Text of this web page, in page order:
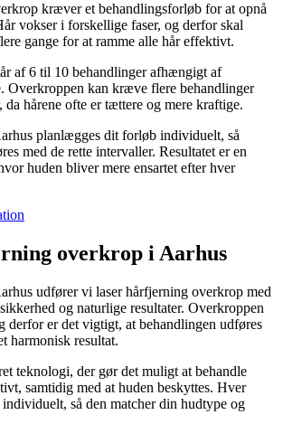
kræver et behandlingsforløb for at opnå
vokser i forskellige faser, og derfor skal
gange for at ramme alle hår effektivt.
af 6 til 10 behandlinger afhængigt af
Overkroppen kan kræve flere behandlinger
da hårene ofte er tættere og mere kraftige.
planlægges dit forløb individuelt, så
med de rette intervaller. Resultatet er en
huden bliver mere ensartet efter hver
overkrop i Aarhus
udfører vi laser hårfjerning overkrop med
og naturlige resultater. Overkroppen
derfor er det vigtigt, at behandlingen udføres
harmonisk resultat.
teknologi, der gør det muligt at behandle
samtidig med at huden beskyttes. Hver
så den matcher din hudtype og